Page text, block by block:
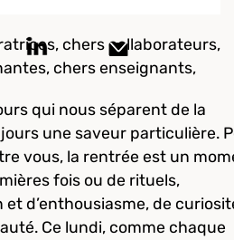
chers collaborateurs,
chers enseignants,
qui nous séparent de la
une saveur particulière.
vous, la rentrée est un
fois ou de rituels,
et d’enthousiasme, de
Ce lundi, comme chaque